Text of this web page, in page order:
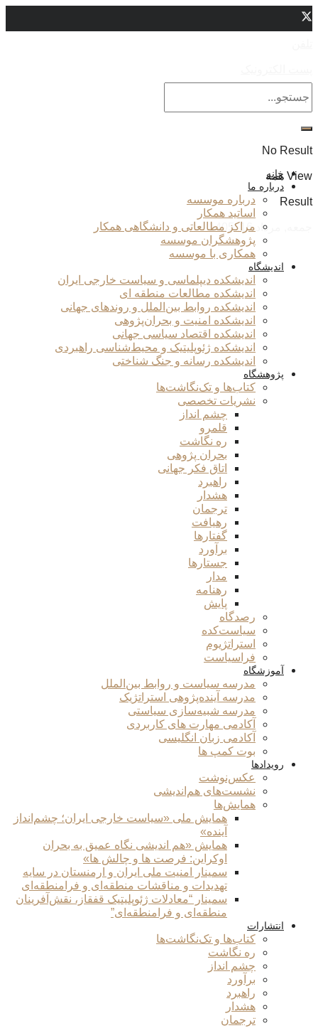
No Result
View همه
Result
جمعه, مرداد 16, 1405
خانه
درباره ما
درباره موسسه
اساتید همکار
مراکز مطالعاتی و دانشگاهی همکار
پژوهشگران موسسه
همکاری با موسسه
اندیشگاه
اندیشکده دیپلماسی و سیاست خارجی ایران
اندیشکده مطالعات منطقه ای
اندیشکده روابط بین‌الملل و روندهای جهانی
اندیشکده امنیت و بحران‌پژوهی
اندیشکده اقتصاد سیاسی جهانی
اندیشکده ژئوپلیتیک و محیط‌شناسی راهبردی
اندیشکده رسانه و جنگ شناختی
پژوهشگاه
کتاب‌ها و تک‌نگاشت‌ها
نشریات تخصصی
چشم انداز
قلمرو
ره نگاشت
بحران پژوهی
اتاق فکر جهانی
راهبرد
هشدار
ترجمان
رهیافت
گفتارها
برآورد
جستارها
مدار
رهنامه
پایش
رصدگاه
سیاست‌کده
استراتژیوم
فراسیاست
آموزشگاه
مدرسه سیاست و روابط بین‌الملل
مدرسه آینده‌پژوهی استراتژیک
مدرسه شبیه‌سازی سیاستی
آکادمی مهارت های کاربردی
آکادمی زبان انگلیسی
بوت کمپ ها
رویدادها
عکس‌نوشت
نشست‌های هم‌اندیشی
همایش‌ها
همایش ملی «سیاست خارجی ایران؛ چشم‌انداز
آینده»
همایش «هم اندیشی نگاه عمیق به بحران
اوکراین: فرصت ها و چالش ها»
سمینار امنیت ملی ایران و ارمنستان در سایه
تهدیدات و مناقشات منطقه‌ای و فرامنطقه‌ای
سمینار “معادلات ژئوپلیتیک قفقاز، نقش‌آفرینان
منطقه‌ای و فرامنطقه‌ای”
انتشارات
کتاب‌ها و تک‌نگاشت‌ها
ره نگاشت
چشم انداز
برآورد
راهبرد
هشدار
ترجمان